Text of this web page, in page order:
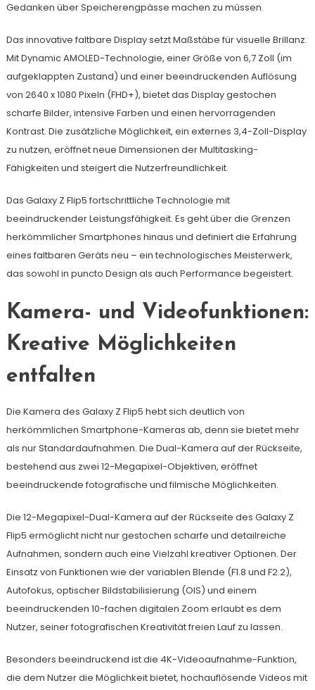
Gedanken über Speicherengpässe machen zu müssen.
Das innovative faltbare Display setzt Maßstäbe für visuelle Brillanz.
Mit Dynamic AMOLED-Technologie, einer Größe von 6,7 Zoll (im
aufgeklappten Zustand) und einer beeindruckenden Auflösung
von 2640 x 1080 Pixeln (FHD+), bietet das Display gestochen
scharfe Bilder, intensive Farben und einen hervorragenden
Kontrast. Die zusätzliche Möglichkeit, ein externes 3,4-Zoll-Display
zu nutzen, eröffnet neue Dimensionen der Multitasking-
Fähigkeiten und steigert die Nutzerfreundlichkeit.
Das Galaxy Z Flip5 fortschrittliche Technologie mit
beeindruckender Leistungsfähigkeit. Es geht über die Grenzen
herkömmlicher Smartphones hinaus und definiert die Erfahrung
eines faltbaren Geräts neu – ein technologisches Meisterwerk,
das sowohl in puncto Design als auch Performance begeistert.
Kamera- und Videofunktionen:
Kreative Möglichkeiten
entfalten
Die Kamera des Galaxy Z Flip5 hebt sich deutlich von
herkömmlichen Smartphone-Kameras ab, denn sie bietet mehr
als nur Standardaufnahmen. Die Dual-Kamera auf der Rückseite,
bestehend aus zwei 12-Megapixel-Objektiven, eröffnet
beeindruckende fotografische und filmische Möglichkeiten.
Die 12-Megapixel-Dual-Kamera auf der Rückseite des Galaxy Z
Flip5 ermöglicht nicht nur gestochen scharfe und detailreiche
Aufnahmen, sondern auch eine Vielzahl kreativer Optionen. Der
Einsatz von Funktionen wie der variablen Blende (F1.8 und F2.2),
Autofokus, optischer Bildstabilisierung (OIS) und einem
beeindruckenden 10-fachen digitalen Zoom erlaubt es dem
Nutzer, seiner fotografischen Kreativität freien Lauf zu lassen.
Besonders beeindruckend ist die 4K-Videoaufnahme-Funktion,
die dem Nutzer die Möglichkeit bietet, hochauflösende Videos mit